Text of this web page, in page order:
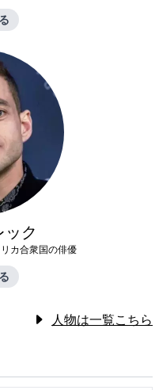
ック
カ合衆国の俳優
人物は一覧こちら